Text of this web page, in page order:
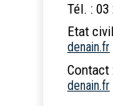
Tél. : 03
Etat
denain.fr
Contact :
denain.fr